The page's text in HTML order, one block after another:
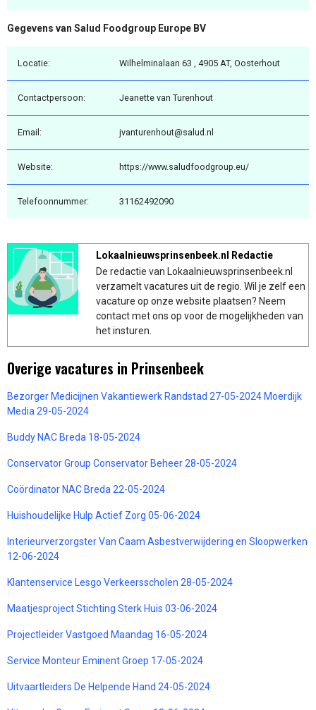
Gegevens van Salud Foodgroup Europe BV
Locatie: Wilhelminalaan 63 , 4905 AT, Oosterhout
Contactpersoon: Jeanette van Turenhout
Email: jvanturenhout@salud.nl
Website: https://www.saludfoodgroup.eu/
Telefoonnummer: 31162492090
Lokaalnieuwsprinsenbeek.nl Redactie
De redactie van Lokaalnieuwsprinsenbeek.nl
verzamelt vacatures uit de regio. Wil je zelf een
vacature op onze website plaatsen? Neem
contact met ons op voor de mogelijkheden van
het insturen.
Overige vacatures in Prinsenbeek
Bezorger Medicijnen Vakantiewerk Randstad 27-05-2024 Moerdijk
Media 29-05-2024
Buddy NAC Breda 18-05-2024
Conservator Group Conservator Beheer 28-05-2024
Coördinator NAC Breda 22-05-2024
Huishoudelijke Hulp Actief Zorg 05-06-2024
Interieurverzorgster Van Caam Asbestverwijdering en Sloopwerken
12-06-2024
Klantenservice Lesgo Verkeersscholen 28-05-2024
Maatjesproject Stichting Sterk Huis 03-06-2024
Projectleider Vastgoed Maandag 16-05-2024
Service Monteur Eminent Groep 17-05-2024
Uitvaartleiders De Helpende Hand 24-05-2024